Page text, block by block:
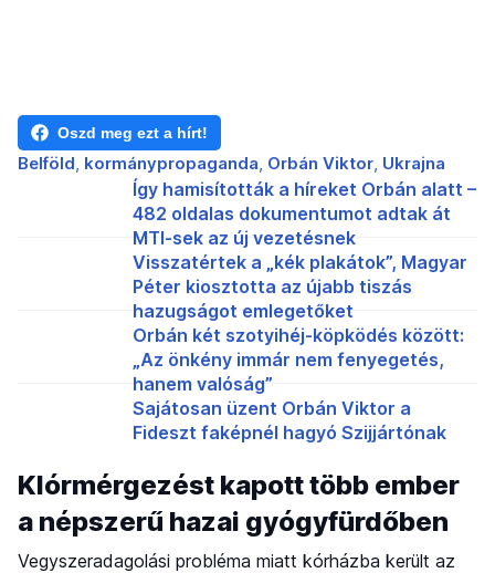
Oszd meg ezt a hírt!
Belföld kormánypropaganda Orbán Viktor Ukrajna
Így hamisították a híreket Orbán alatt –
482 oldalas dokumentumot adtak át
MTI-sek az új vezetésnek
Visszatértek a „kék plakátok”, Magyar
Péter kiosztotta az újabb tiszás
hazugságot emlegetőket
Orbán két szotyihéj-köpködés között:
„Az önkény immár nem fenyegetés,
hanem valóság”
Sajátosan üzent Orbán Viktor a
Fideszt faképnél hagyó Szijjártónak
Klórmérgezést kapott több ember
a népszerű hazai gyógyfürdőben
Vegyszeradagolási probléma miatt kórházba került az